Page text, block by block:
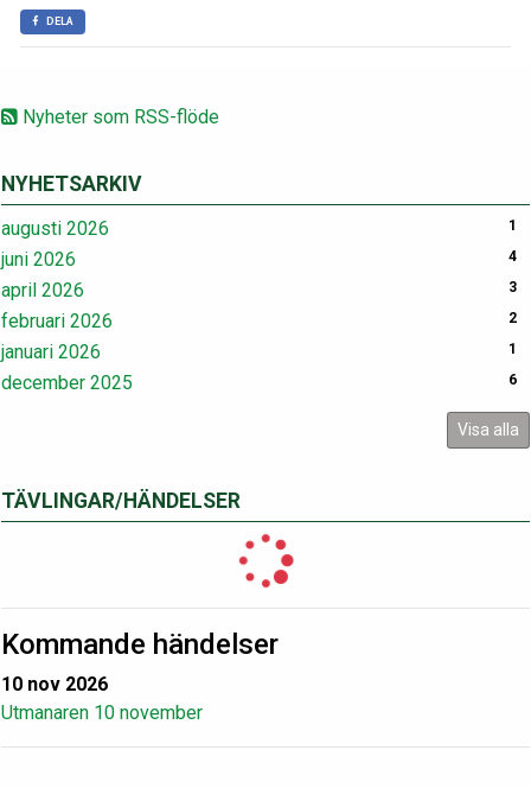
Nyheter som RSS-flöde
NYHETSARKIV
augusti 2026 1
juni 2026 4
april 2026 3
februari 2026 2
januari 2026 1
december 2025 6
Visa alla
TÄVLINGAR/HÄNDELSER
Kommande händelser
10 nov 2026
Utmanaren 10 november
DELA